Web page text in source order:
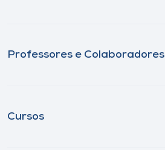
Professores e Colaboradores
Cursos